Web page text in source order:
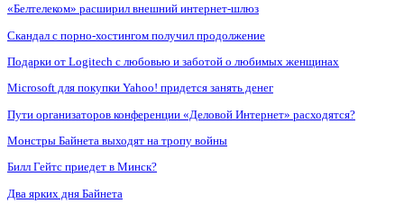
«Белтелеком» расширил внешний интернет-шлюз
Скандал с порно-хостингом получил продолжение
Подарки от Logitech с любовью и заботой о любимых женщинах
Microsoft для покупки Yahoo! придется занять денег
Пути организаторов конференции «Деловой Интернет» расходятся?
Монстры Байнета выходят на тропу войны
Билл Гейтс приедет в Минск?
Два ярких дня Байнета